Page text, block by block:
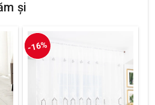
și
-16%